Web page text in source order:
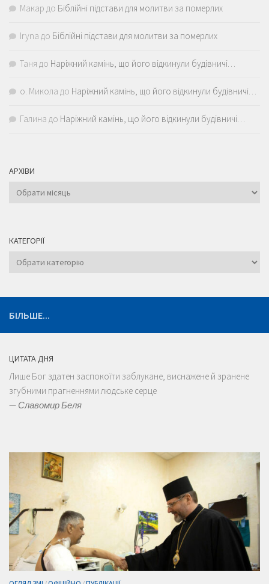
Макар до Біблійні підстави для молитви за померлих
Iryna до Біблійні підстави для молитви за померлих
Таня до Наріжний камінь, що його відкинули будівничі…
о. Микола до Наріжний камінь, що його відкинули будівничі…
Галина до Наріжний камінь, що його відкинули будівничі…
АРХІВИ
Архіви
КАТЕГОРІЇ
Категорії
БІЛЬШЕ...
ЦИТАТА ДНЯ
Лише Бог здатен заспокоїти заблукане, виснажене й зранене
згубними прагненнями людське серце
— Славомир Беля